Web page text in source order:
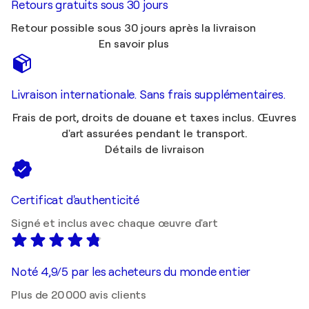
Retours gratuits sous 30 jours
Retour possible sous 30 jours après la livraison
En savoir plus
Livraison internationale. Sans frais supplémentaires.
Frais de port, droits de douane et taxes inclus. Œuvres
d'art assurées pendant le transport.
Détails de livraison
Certificat d'authenticité
Signé et inclus avec chaque œuvre d'art
Noté 4,9/5 par les acheteurs du monde entier
Plus de 20 000 avis clients